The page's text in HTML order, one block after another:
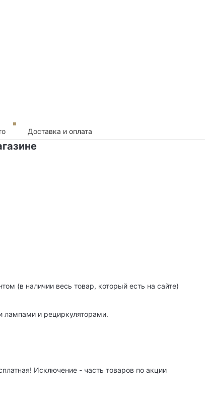
Доставка и оплата
(в наличии весь товар, который есть на сайте)
лампами и рециркуляторами.
Исключение - часть товаров по акции